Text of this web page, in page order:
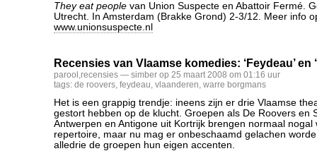
They eat people van Union Suspecte en Abattoir Fermé.
Utrecht. In Amsterdam (Brakke Grond) 2-3/12. Meer info
www.unionsuspecte.nl
Recensies van Vlaamse komedies: ‘Feydeau’ en
parool ,recensies — simber op 25 maart 2008 om 01:16 uur
tags: de roovers, feydeau, vlaanderen, warre borgmans
Het is een grappig trendje: ineens zijn er drie Vlaamse
gestort hebben op de klucht. Groepen als De Roovers en
Antwerpen en Antigone uit Kortrijk brengen normaal nogal
repertoire, maar nu mag er onbeschaamd gelachen
alledrie de groepen hun eigen accenten.